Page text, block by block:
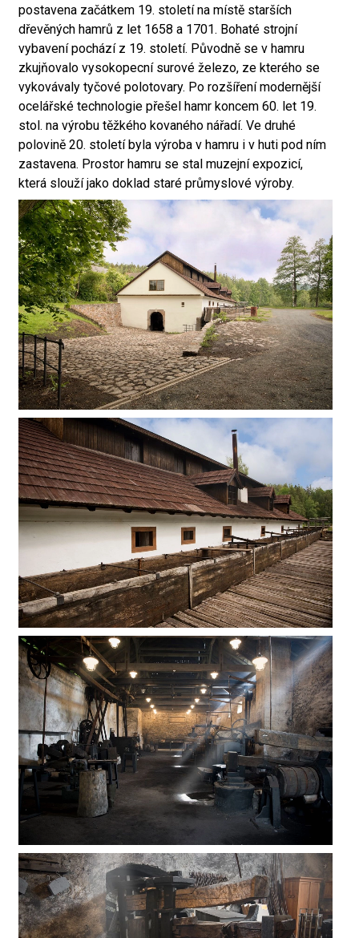
postavena začátkem 19. století na místě starších
dřevěných hamrů z let 1658 a 1701. Bohaté strojní
vybavení pochází z 19. století. Původně se v hamru
zkujňovalo vysokopecní surové železo, ze kterého se
vykovávaly tyčové polotovary. Po rozšíření modernější
ocelářské technologie přešel hamr koncem 60. let 19.
stol. na výrobu těžkého kovaného nářadí. Ve druhé
polovině 20. století byla výroba v hamru i v huti pod ním
zastavena. Prostor hamru se stal muzejní expozicí,
která slouží jako doklad staré průmyslové výroby.